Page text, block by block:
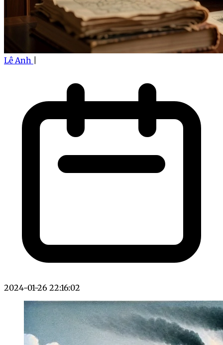
Lê Anh
2024-01-26 22:16:02